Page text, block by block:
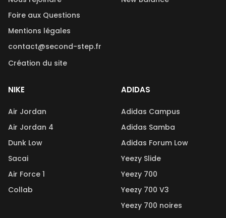
Foire aux Questions
Mentions légales
contact@second-step.fr
Création du site
NIKE
Air Jordan
Air Jordan 4
Dunk Low
Sacai
Air Force 1
Collab
ADIDAS
Adidas Campus
Adidas Samba
Adidas Forum Low
Yeezy Slide
Yeezy 700
Yeezy 700 V3
Yeezy 700 noires